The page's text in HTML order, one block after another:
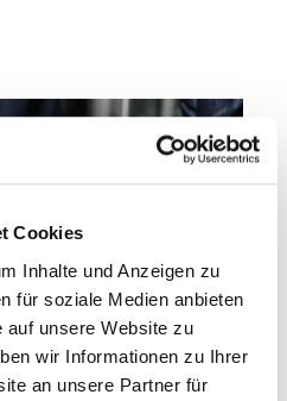
Cookies
Inhalte und Anzeigen zu
für soziale Medien anbieten
auf unsere Website zu
wir Informationen zu Ihrer
an unsere Partner für